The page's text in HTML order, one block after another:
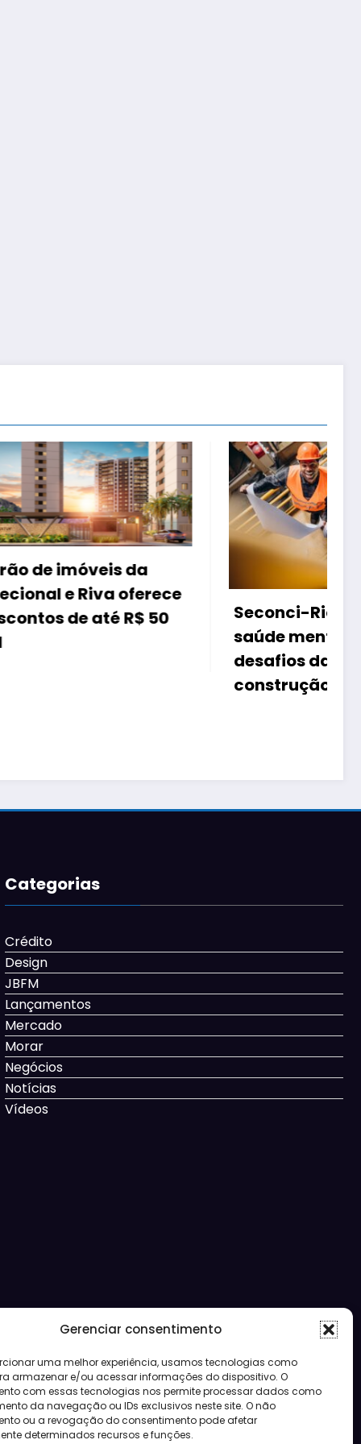
Gerenciar consentimento
uma melhor experiência, usamos tecnologias como
armazenar e/ou acessar informações do dispositivo. O
com essas tecnologias nos permite processar dados como
da navegação ou IDs exclusivos neste site. O não
ou a revogação do consentimento pode afetar
determinados recursos e funções.
50
Seconci-Rio debate
saúde mental e os novos
desafios da NR-1 na
Categorias
Crédito
Design
JBFM
Lançamentos
Mercado
Morar
Negócios
Notícias
Vídeos